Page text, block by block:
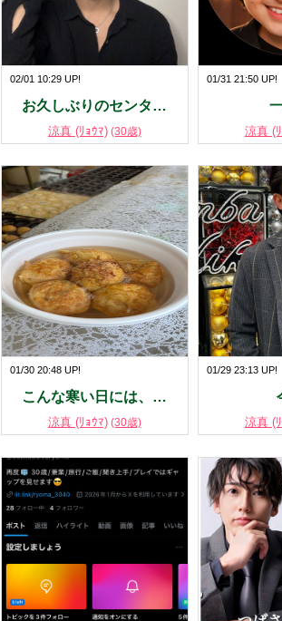
02/01 10:29 UP!
お久しぶりのセンタ…
涼真 (ﾘｮｳﾏ) (30歳)
01/31 21:50 UP!
涼真 (
01/30 20:48 UP!
こんな寒い日には、…
涼真 (ﾘｮｳﾏ) (30歳)
01/29 23:13 UP!
涼真 (